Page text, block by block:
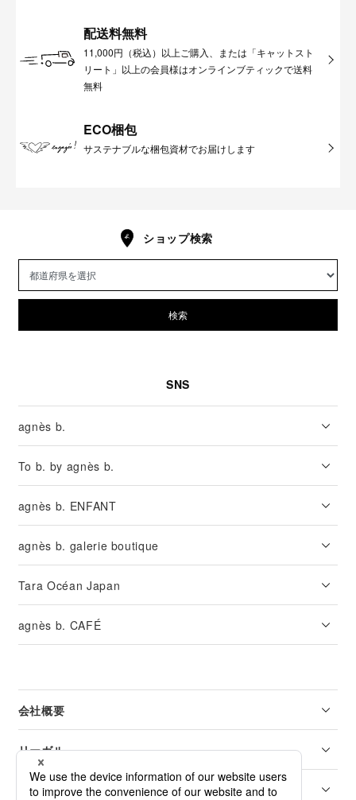
配送料無料
11,000円（税込）以上ご購入、または「キャットスト
リート」以上の会員様はオンラインブティックで送料
無料
ECO梱包
サステナブルな梱包資材でお届けします
ショップ検索
検索
SNS
agnès b.
To b. by agnès b.
agnès b. ENFANT
agnès b. galerie boutique
Tara Océan Japan
agnès b. CAFÉ
会社概要
リーガル
カスタマーサービス